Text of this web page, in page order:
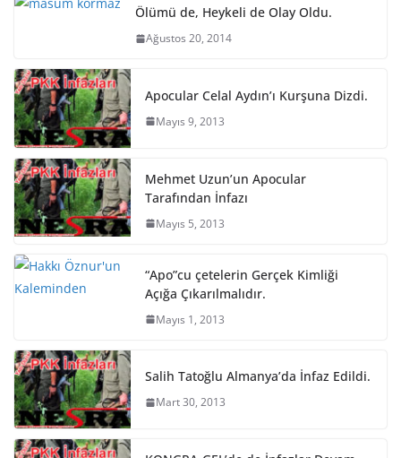
Ölümü de, Heykeli de Olay Oldu.
Ağustos 20, 2014
Apocular Celal Aydın’ı Kurşuna Dizdi.
Mayıs 9, 2013
Mehmet Uzun’un Apocular
Tarafından İnfazı
Mayıs 5, 2013
“Apo”cu çetelerin Gerçek Kimliği
Açığa Çıkarılmalıdır.
Mayıs 1, 2013
Salih Tatoğlu Almanya’da İnfaz Edildi.
Mart 30, 2013